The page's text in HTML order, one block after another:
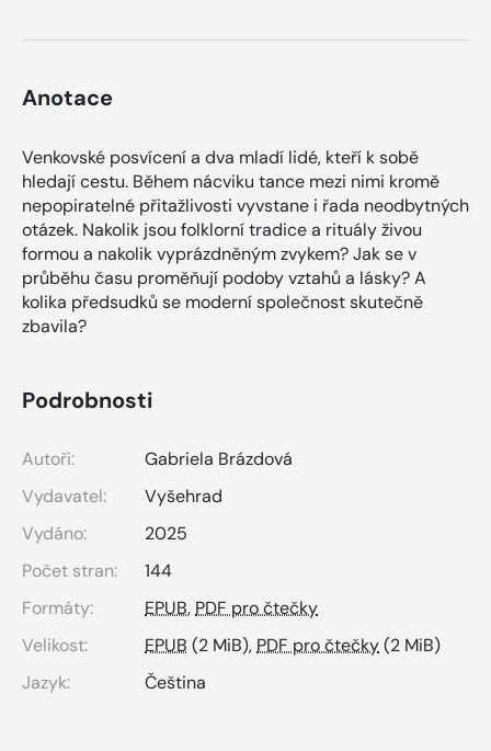
Anotace
Venkovské posvícení a dva mladí lidé, kteří k sobě
hledají cestu. Během nácviku tance mezi nimi kromě
nepopiratelné přitažlivosti vyvstane i řada neodbytných
otázek. Nakolik jsou folklorní tradice a rituály živou
formou a nakolik vyprázdněným zvykem? Jak se v
průběhu času proměňují podoby vztahů a lásky? A
kolika předsudků se moderní společnost skutečně
zbavila?
Podrobnosti
Autoři:
Gabriela Brázdová
Vydavatel:
Vyšehrad
Vydáno:
2025
Počet stran:
144
Formáty:
EPUB,PDF pro čtečky
Velikost:
EPUB (2 MiB),PDF pro čtečky(2 MiB)
Jazyk:
Čeština